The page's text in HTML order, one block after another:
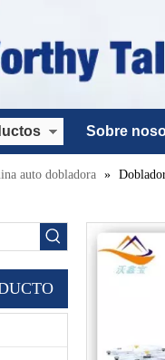
Sobre
auto dobladora »